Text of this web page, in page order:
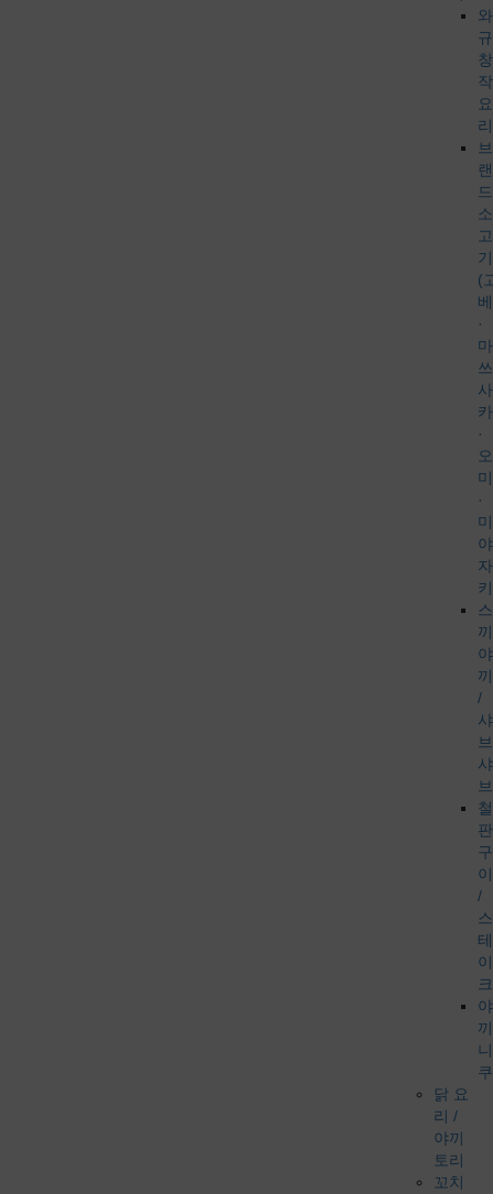
와
규
창
작
요
리
브
랜
드
소
고
기
(
베
·
마
쓰
사
카
·
오
미
·
미
야
자
스
끼
야
끼
/
샤
브
샤
브
철
판
구
이
/
스
테
이
크
야
끼
니
쿠
닭 요
리 /
야끼
토리
꼬치